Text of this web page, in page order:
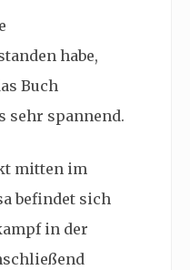
habe,
Buch
sehr spannend.
mitten im
befindet sich
in der